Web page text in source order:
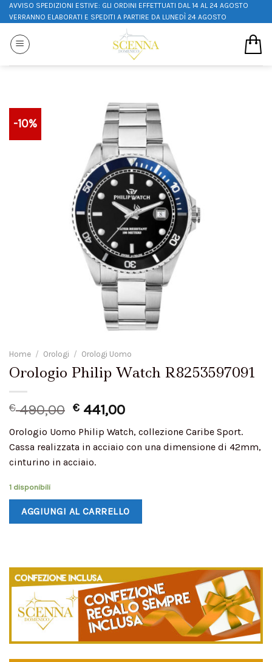
AVVISO SPEDIZIONI ESTIVE: GLI ORDINI EFFETTUATI DAL 14 AL 24 AGOSTO
VERRANNO ELABORATI E SPEDITI A PARTIRE DA LUNEDÌ 24 AGOSTO
-10%
Home / Orologi / Orologi Uomo
Orologio Philip Watch R8253597091
€490,00 € 441,00
Orologio Uomo Philip Watch, collezione Caribe Sport.
Cassa realizzata in acciaio con una dimensione di 42mm,
cinturino in acciaio.
1 disponibili
AGGIUNGI AL CARRELLO